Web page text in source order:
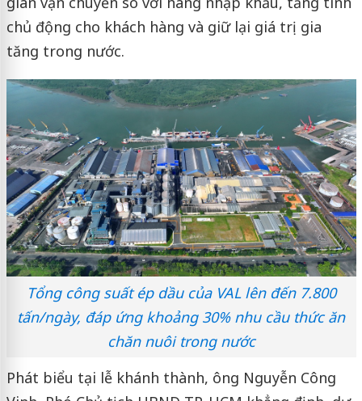
chủ động cho khách hàng và giữ lại giá trị gia
tăng trong nước.
Tổng công suất ép dầu của VAL lên đến 7.800
tấn/ngày, đáp ứng khoảng 30% nhu cầu thức ăn
chăn nuôi trong nước
Phát biểu tại lễ khánh thành, ông Nguyễn Công